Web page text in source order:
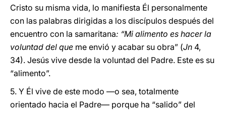
Cristo su misma vida, lo manifiesta Él personalmente
con las palabras dirigidas a los discípulos después del
encuentro con la samaritana: “Mi alimento es hacer la
voluntad del que me envió y acabar su obra” (Jn 4,
34). Jesús vive desde la voluntad del Padre. Este es su
“alimento”.
5. Y Él vive de este modo —o sea, totalmente
orientado hacia el Padre— porque ha “salido” del